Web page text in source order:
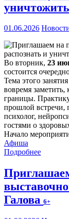
01.06.2026
Во вторник, 23
состоится
Тема этого
вовремя заметить,
границы.
прошлой встречи,
психолог,
гостями о
Начало
Афиша
Подробнее
Галова 6+